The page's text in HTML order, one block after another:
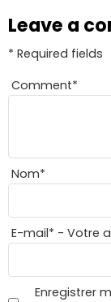
Leave a
* Required fields
Comment*
Nom*
E-mail* - Votre
Enregistrer